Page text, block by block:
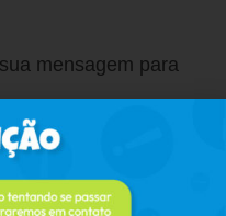
mensagem para